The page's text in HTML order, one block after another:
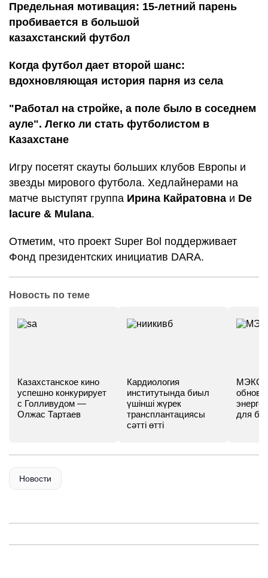
Предельная мотивация: 15-летний парень
пробивается в большой
казахстанский футбол
Когда футбол дает второй шанс:
вдохновляющая история парня из села
"Работал на стройке, а поле было в соседнем
ауле". Легко ли стать футболистом в
Казахстане
Игру посетят скауты больших клубов Европы и
звезды мирового футбола. Хедлайнерами на
матче выступят группа Ирина Кайратовна и De
lacure & Mulana.
Отметим, что проект Super Bol поддерживает
Фонд президентских инициатив DARA.
Новость по теме
Казахстанское кино
успешно конкурирует
с Голливудом —
Олжас Тартаев
Кардиология
институтында биыл
үшінші жүрек
трансплантациясы
сәтті өтті
МЭКС -
для
Новости